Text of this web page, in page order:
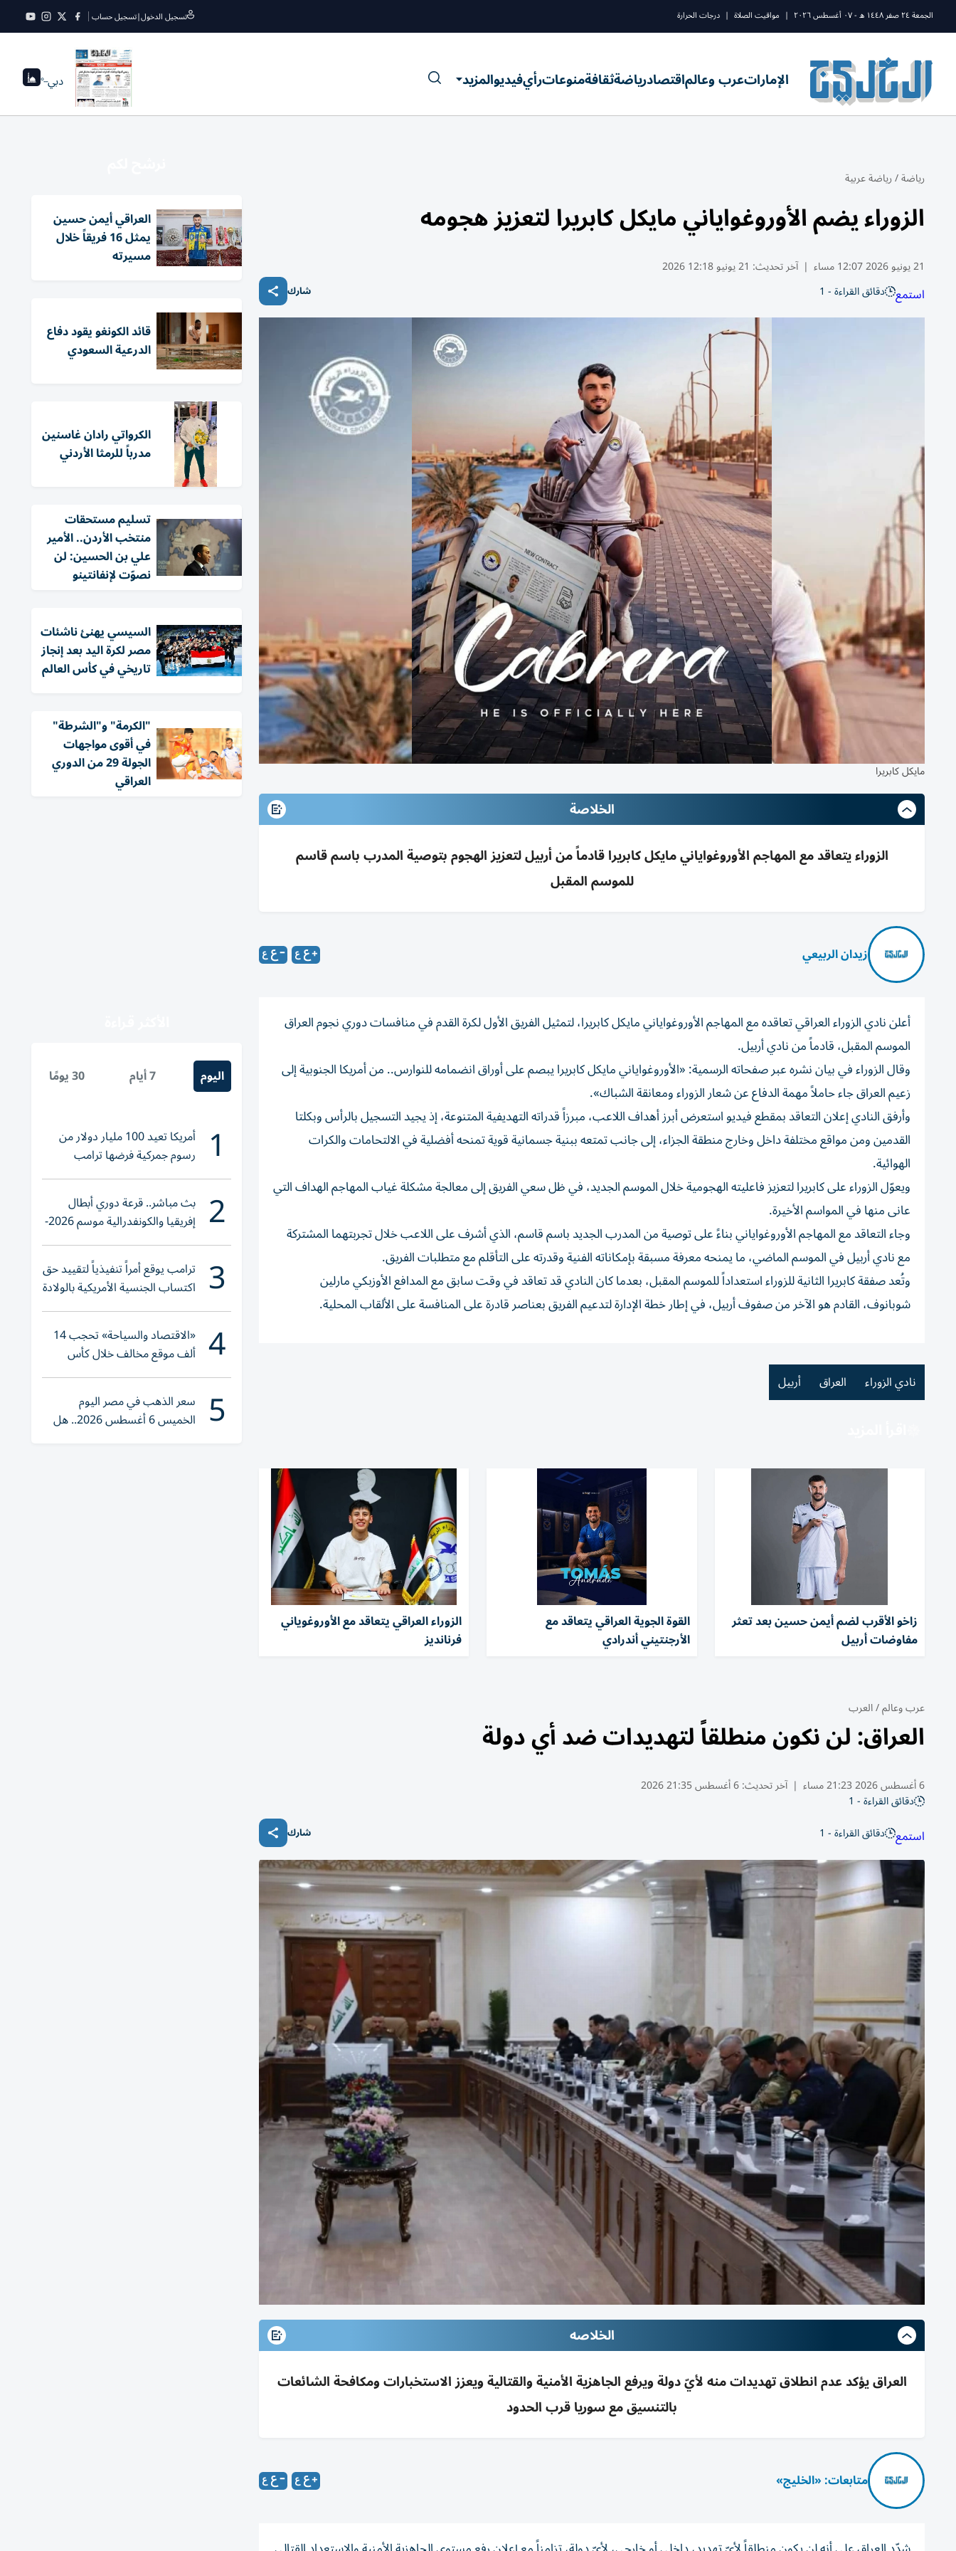
الجمعة ٢٤ صفر ١٤٤٨ ه - ٠٧ أغسطس ٢٠٢٦ | مواقيت الصلاة | درجات الحرارة تسجيل الدخول|تسجيل حساب
الإماراتعرب وعالماقتصادرياضةثقافةمنوعاترأيفيديوالمزيد دبي--°
رياضة/رياضة عربية
الزوراء يضم الأوروغواياني مايكل كابريرا لتعزيز هجومه
21 يونيو 2026 12:07 مساء | آخر تحديث: 21 يونيو 12:18 2026
استمع دقائق القراءة - 1 شارك
مايكل كابريرا
الخلاصة
الزوراء يتعاقد مع المهاجم الأوروغواياني مايكل كابريرا قادماً من أربيل لتعزيز الهجوم بتوصية المدرب باسم قاسم
للموسم المقبل
زيدان الربيعي
أعلن نادي الزوراء العراقي تعاقده مع المهاجم الأوروغواياني مايكل كابريرا، لتمثيل الفريق الأول لكرة القدم في منافسات دوري نجوم العراق
الموسم المقبل، قادماً من نادي أربيل.
وقال الزوراء في بيان نشره عبر صفحاته الرسمية: «الأوروغواياني مايكل كابريرا يبصم على أوراق انضمامه للنوارس.. من أمريكا الجنوبية إلى
زعيم العراق جاء حاملاً مهمة الدفاع عن شعار الزوراء ومعانقة الشباك».
وأرفق النادي إعلان التعاقد بمقطع فيديو استعرض أبرز أهداف اللاعب، مبرزاً قدراته التهديفية المتنوعة، إذ يجيد التسجيل بالرأس وبكلتا
القدمين ومن مواقع مختلفة داخل وخارج منطقة الجزاء، إلى جانب تمتعه ببنية جسمانية قوية تمنحه أفضلية في الالتحامات والكرات
الهوائية.
ويعوّل الزوراء على كابريرا لتعزيز فاعليته الهجومية خلال الموسم الجديد، في ظل سعي الفريق إلى معالجة مشكلة غياب المهاجم الهداف التي
عانى منها في المواسم الأخيرة.
وجاء التعاقد مع المهاجم الأوروغواياني بناءً على توصية من المدرب الجديد باسم قاسم، الذي أشرف على اللاعب خلال تجربتهما المشتركة
مع نادي أربيل في الموسم الماضي، ما يمنحه معرفة مسبقة بإمكاناته الفنية وقدرته على التأقلم مع متطلبات الفريق.
وتُعد صفقة كابريرا الثانية للزوراء استعداداً للموسم المقبل، بعدما كان النادي قد تعاقد في وقت سابق مع المدافع الأوزبكي مارلين
شوبانوف، القادم هو الآخر من صفوف أربيل، في إطار خطة الإدارة لتدعيم الفريق بعناصر قادرة على المنافسة على الألقاب المحلية.
نادي الزوراء العراق أربيل
زاخو الأقرب لضم أيمن حسين بعد تعثر
مفاوضات أربيل
القوة الجوية العراقي يتعاقد مع
الأرجنتيني أندرادي
الزوراء العراقي يتعاقد مع الأوروغوياني
فرنانديز
عرب وعالم/العرب
العراق: لن نكون منطلقاً لتهديدات ضد أي دولة
6 أغسطس 2026 21:23 مساء | آخر تحديث:6 أغسطس 21:35 2026
دقائق القراءة - 1
استمع دقائق القراءة - 1 شارك
الخلاصه
العراق يؤكد عدم انطلاق تهديدات منه لأيّ دولة ويرفع الجاهزية الأمنية والقتالية ويعزز الاستخبارات ومكافحة الشائعات
بالتنسيق مع سوريا قرب الحدود
متابعات: «الخليج»
العراقي أيمن حسين
يمثل 16 فريقاً خلال
مسيرته
قائد الكونغو يقود دفاع
الدرعية السعودي
الكرواتي رادان غاسنين
مدرباً للرمثا الأردني
تسليم مستحقات
منتخب الأردن.. الأمير
علي بن الحسين: لن
نصوّت لإنفانتينو
السيسي يهنئ ناشئات
مصر لكرة اليد بعد إنجاز
تاريخي في كأس العالم
"الكرمة" و"الشرطة"
في أقوى مواجهات
الجولة 29 من الدوري
العراقي
اليوم 7 أيام 30 يومًا
1 أمريكا تعيد 100 مليار دولار من
رسوم جمركية فرضها ترامب
2 بث مباشر.. قرعة دوري أبطال
إفريقيا والكونفدرالية موسم 2026-
2027
3 ترامب يوقع أمراً تنفيذياً لتقييد حق
اكتساب الجنسية الأمريكية بالولادة
4 «الاقتصاد والسياحة» تحجب 14
ألف موقع مخالف خلال كأس
العالم 2026
5 سعر الذهب في مصر اليوم
الخميس 6 أغسطس 2026.. هل